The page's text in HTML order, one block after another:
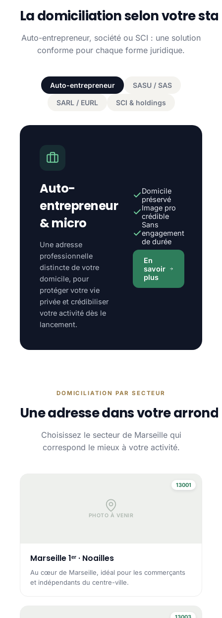
La domiciliation selon votre
Auto-entrepreneur, société ou SCI : une solution
conforme pour chaque forme juridique.
Auto-entrepreneur SASU / SAS
SARL / EURL SCI & holdings
Auto-
entrepreneur
& micro
Une adresse
professionnelle
distincte de votre
domicile, pour
protéger votre vie
privée et crédibiliser
votre activité dès le
lancement.
Domicile
préservé
Image pro
crédible
Sans
engagement
de durée
En
savoir
plus
DOMICILIATION PAR SECTEUR
Une adresse dans votre
Choisissez le secteur de Marseille qui
correspond le mieux à votre activité.
PHOTO À VENIR
13001
Marseille 1ᵉʳ · Noailles
Au cœur de Marseille, idéal pour les commerçants
et indépendants du centre-ville.